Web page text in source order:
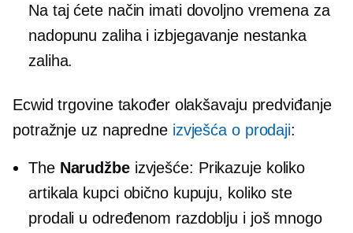
Na taj ćete način imati dovoljno vremena za
nadopunu zaliha i izbjegavanje nestanka
zaliha.
Ecwid trgovine također olakšavaju predviđanje
potražnje uz napredne izvješća o prodaji:
The Narudžbeizvješće: Prikazuje koliko
artikala kupci obično kupuju, koliko ste
prodali u određenom razdoblju i još mnogo